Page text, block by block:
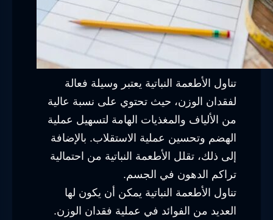
تناول الأطعمة النباتية يعتبر وسيلة فعالة
لفقدان الوزن، حيث تحتوي على نسبة عالية
من الألياف والمغذيات الهامة لتسهيل عملية
الهضم وتحسين عملية الاستقلاب. بالإضافة
إلى ذلك، تقلل الأطعمة النباتية من احتمالية
تراكم الدهون في الجسم.
تناول الأطعمة النباتية يمكن أن يكون لها
العديد من الفوائد في عملية فقدان الوزن.